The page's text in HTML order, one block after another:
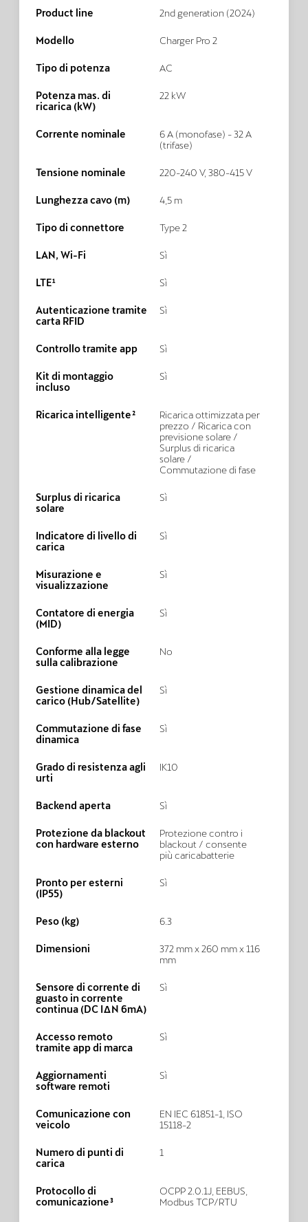
Product line 2nd generation (2024)
Modello Charger Pro 2
Tipo di potenza AC
Potenza mas. di
ricarica (kW)
22 kW
Corrente nominale
6 A (monofase) - 32 A
(trifase)
Tensione nominale 220-240 V, 380-415 V
Lunghezza cavo (m) 4,5 m
Tipo di connettore Type 2
LAN, Wi-Fi Sì
LTE¹ Sì
Autenticazione tramite
carta RFID
Sì
Controllo tramite app Sì
Kit di montaggio
incluso
Sì
Ricarica intelligente²
Ricarica ottimizzata per
prezzo / Ricarica con
previsione solare /
Surplus di ricarica
solare /
Commutazione di fase
Surplus di ricarica
solare
Sì
Indicatore di livello di
carica
Sì
Misurazione e
visualizzazione
Sì
Contatore di energia
(MID)
Sì
Conforme alla legge
sulla calibrazione
No
Gestione dinamica del
carico (Hub/Satellite)
Sì
Commutazione di fase
dinamica
Sì
Grado di resistenza agli
urti
IK10
Backend aperta Sì
Protezione da blackout
con hardware esterno
Protezione contro i
blackout / consente
più caricabatterie
Pronto per esterni
(IP55)
Sì
Peso (kg) 6.3
Dimensioni
372 mm x 260 mm x 116
mm
Sensore di corrente di
guasto in corrente
continua (DC IΔN 6mA)
Sì
Accesso remoto
tramite app di marca
Sì
Aggiornamenti
software remoti
Sì
Comunicazione con
veicolo
EN IEC 61851-1, ISO
15118-2
Numero di punti di
carica
1
Protocollo di
comunicazione³
OCPP 2.0.1J, EEBUS,
Modbus TCP/RTU